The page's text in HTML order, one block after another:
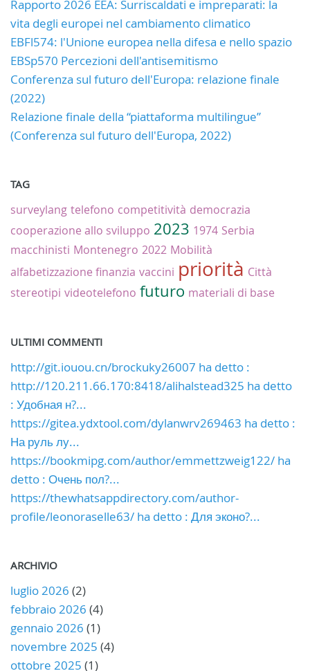
Rapporto 2026 EEA: Surriscaldati e impreparati: la
vita degli europei nel cambiamento climatico
EBFl574: l'Unione europea nella difesa e nello spazio
EBSp570 Percezioni dell'antisemitismo
Conferenza sul futuro dell'Europa: relazione finale
(2022)
Relazione finale della “piattaforma multilingue”
(Conferenza sul futuro dell'Europa, 2022)
TAG
surveylang telefono competitività democrazia
cooperazione allo sviluppo 2023 1974 Serbia
macchinisti Montenegro 2022 Mobilità
alfabetizzazione finanzia vaccini priorità Città
stereotipi videotelefono futuro materiali di base
ULTIMI COMMENTI
http://git.iouou.cn/brockuky26007 ha detto :
http://120.211.66.170:8418/alihalstead325 ha detto
: Удобная н?...
https://gitea.ydxtool.com/dylanwrv269463 ha detto :
На руль лу...
https://bookmipg.com/author/emmettzweig122/ ha
detto : Очень пол?...
https://thewhatsappdirectory.com/author-
profile/leonoraselle63/ ha detto : Для эконо?...
ARCHIVIO
luglio 2026 (2)
febbraio 2026 (4)
gennaio 2026 (1)
novembre 2025 (4)
ottobre 2025 (1)